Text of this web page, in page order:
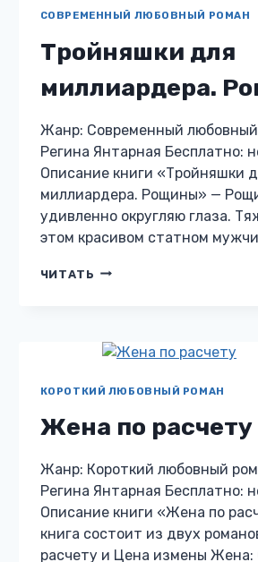
СОВРЕМЕННЫЙ ЛЮБОВНЫЙ РОМАН
Тройняшки для
миллиардера.
Жанр: Современный
Регина Янтарная Бесплатно:
Описание книги «Тройняшки
миллиардера. Рощины» —
удивленно округляю глаза.
этом красивом статном
ЧИТАТЬ ТРОЙНЯШКИ
КОРОТКИЙ ЛЮБОВНЫЙ РОМАН
Жена по расчету
Жанр: Короткий любовный
Регина Янтарная Бесплатно:
Описание книги «Жена по
книга состоит из двух
расчету и Цена измены Жена: